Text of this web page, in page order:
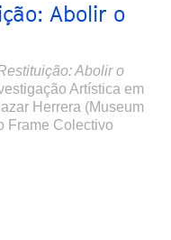
Abolir o
Abolir o
Artística em
Herrera (Museum
Frame Colectivo